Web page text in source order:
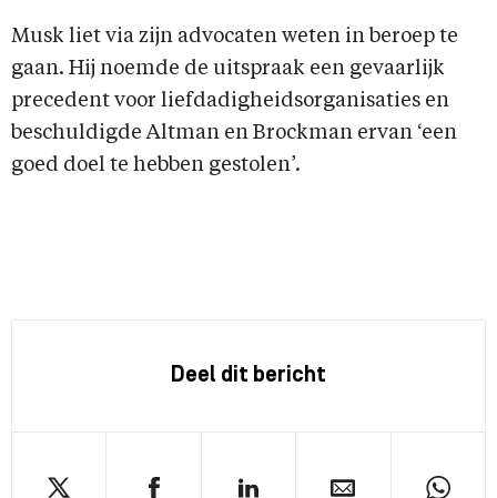
Musk liet via zijn advocaten weten in beroep te
gaan. Hij noemde de uitspraak een gevaarlijk
precedent voor liefdadigheidsorganisaties en
beschuldigde Altman en Brockman ervan ‘een
goed doel te hebben gestolen’.
Deel dit bericht